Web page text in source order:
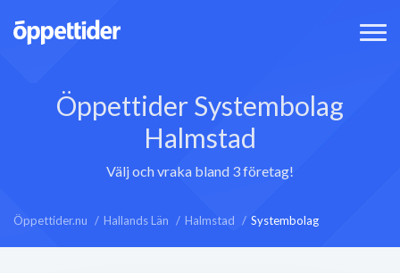
Öppettider Systembolag
Halmstad
Välj och vraka bland 3 företag!
Öppettider.nu Hallands Län Halmstad Systembolag